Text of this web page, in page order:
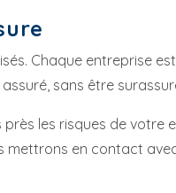
Chaque entreprise
sans être
les risques de
mettrons en contact